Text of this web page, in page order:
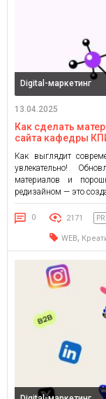
Digital-маркетинг
13.04.2025
Как сделать
сайта кафедры
Как выглядит
увлекательно!
материалов и
редизайном — это
будущего. Место,
образовательные
Задача Масштабный
привлекающего и
0 2171 PR
WEB,